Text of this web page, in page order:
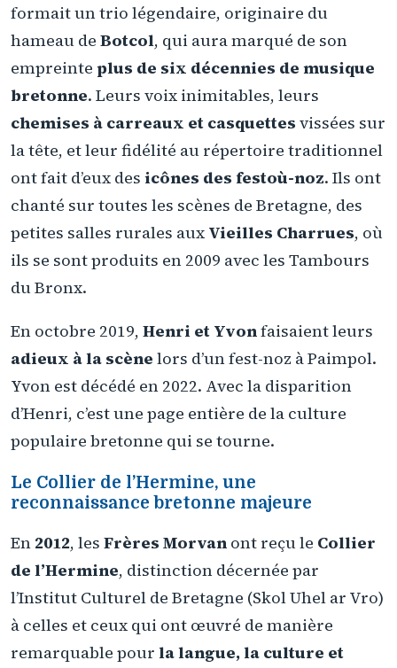
formait un trio légendaire, originaire du
hameau de Botcol, qui aura marqué de son
empreinte plus de six décennies de musique
bretonne. Leurs voix inimitables, leurs
chemises à carreaux et casquettes vissées sur
la tête, et leur fidélité au répertoire traditionnel
ont fait d’eux des icônes des festoù-noz. Ils ont
chanté sur toutes les scènes de Bretagne, des
petites salles rurales aux Vieilles Charrues, où
ils se sont produits en 2009 avec les Tambours
du Bronx.
En octobre 2019, Henri et Yvonfaisaient leurs
adieux à la scène lors d’un fest-noz à Paimpol.
Yvon est décédé en 2022. Avec la disparition
d’Henri, c’est une page entière de la culture
populaire bretonne qui se tourne.
Le Collier de l’Hermine, une
reconnaissance bretonne majeure
En 2012, les Frères Morvan ont reçu le Collier
de l’Hermine, distinction décernée par
l’Institut Culturel de Bretagne (Skol Uhel ar Vro)
à celles et ceux qui ont œuvré de manière
remarquable pour la langue, la culture et